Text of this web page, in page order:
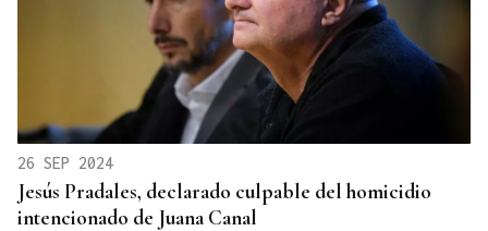
26 SEP 2024
Jesús Pradales, declarado culpable del homicidio
intencionado de Juana Canal